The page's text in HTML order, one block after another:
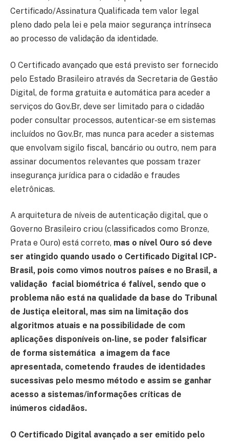
Certificado/Assinatura Qualificada tem valor legal
pleno dado pela lei e pela maior segurança intrínseca
ao processo de validação da identidade.
O Certificado avançado que está previsto ser fornecido
pelo Estado Brasileiro através da Secretaria de Gestão
Digital, de forma gratuita e automática para aceder a
serviços do Gov.Br, deve ser limitado para o cidadão
poder consultar processos, autenticar-se em sistemas
incluídos no Gov.Br, mas nunca para aceder a sistemas
que envolvam sigilo fiscal, bancário ou outro, nem para
assinar documentos relevantes que possam trazer
insegurança jurídica para o cidadão e fraudes
eletrônicas.
A arquitetura de níveis de autenticação digital, que o
Governo Brasileiro criou (classificados como Bronze,
Prata e Ouro) está correto, mas o nível Ouro só deve
ser atingido quando usado o Certificado Digital ICP-
Brasil, pois como vimos noutros países e no Brasil, a
validação facial biométrica é falível, sendo que o
problema não está na qualidade da base do Tribunal
de Justiça eleitoral, mas sim na limitação dos
algoritmos atuais e na possibilidade de com
aplicações disponíveis on-line, se poder falsificar
de forma sistemática a imagem da face
apresentada, cometendo fraudes de identidades
sucessivas pelo mesmo método e assim se ganhar
acesso a sistemas/informações críticas de
inúmeros cidadãos.
O Certificado Digital avançado a ser emitido pelo